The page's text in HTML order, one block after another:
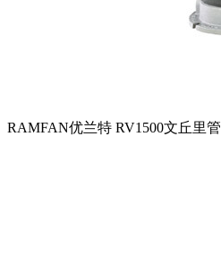
RAMFAN优兰特 RV1500文丘里管